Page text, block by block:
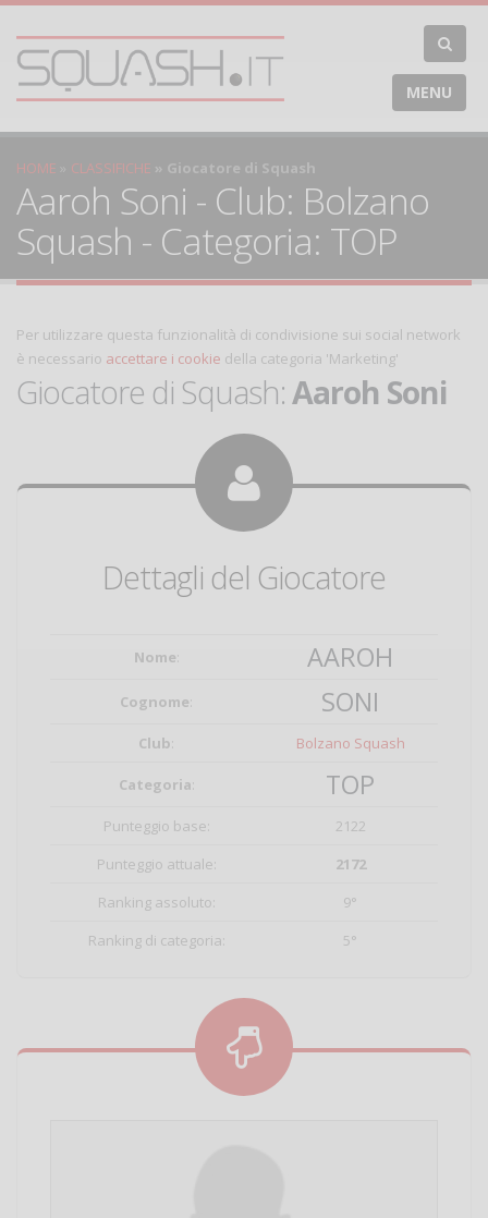
MENU
HOME CLASSIFICHE Giocatore di Squash
Aaroh Soni - Club: Bolzano
Squash - Categoria: TOP
Per utilizzare questa funzionalità di condivisione sui social network
è necessario accettare i cookie della categoria 'Marketing'
Giocatore di Squash:Aaroh Soni
Dettagli del Giocatore
Nome: AAROH
Cognome: SONI
Club: Bolzano Squash
Categoria: TOP
Punteggio base:
2122
Punteggio attuale:
2172
Ranking assoluto:
9°
Ranking di categoria:
5°